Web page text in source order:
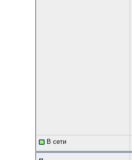
В сети